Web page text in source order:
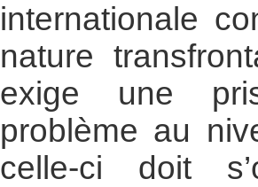
internationale
nature
exige une
problème au
celle-ci doit